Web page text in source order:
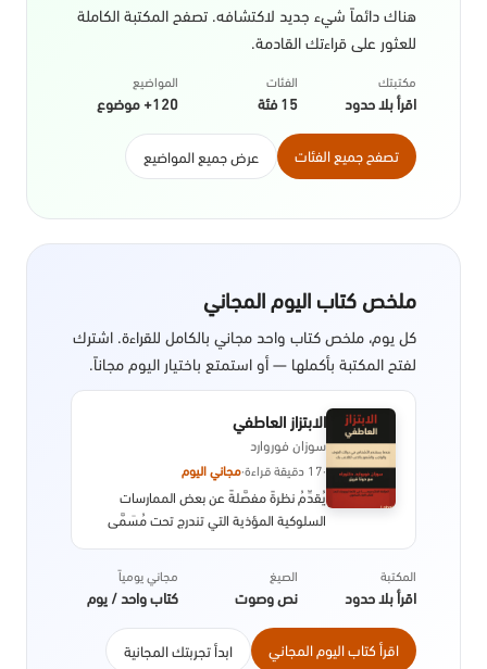
هناك دائماً شيء جديد لاكتشافه. تصفح المكتبة الكاملة
للعثور على قراءتك القادمة.
مكتبتك
اقرأ بلا حدود
الفئات
15 فئة
المواضيع
120+ موضوع
تصفح جميع الفئات عرض جميع المواضيع
ملخص كتاب اليوم المجاني
كل يوم، ملخص كتاب واحد مجاني بالكامل للقراءة. اشترك
لفتح المكتبة بأكملها — أو استمتع باختيار اليوم مجاناً.
الابتزاز العاطفي
سوزان فوروارد
·17 دقيقة قراءة ·مجاني اليوم
يُقدِّمُ نظرةً مفصَّلةً عن بعض الممارسات
السلوكية المؤذية التي تندرج تحت مُسَمَّى
يوضِّحُ ماهية هَذِهِ التَّلَاعُبات وكيفية تجنبها
مع إعطاء أمثلة عملية ونصائح جوهرية
تسمح للضحايا باستعادة زمام الْأُمُوْر واسترجاع
تقديرهم لذواتهم.
المكتبة
اقرأ بلا حدود
الصيغ
نص وصوت
مجاني يومياً
كتاب واحد / يوم
اقرأ كتاب اليوم المجاني ابدأ تجربتك المجانية